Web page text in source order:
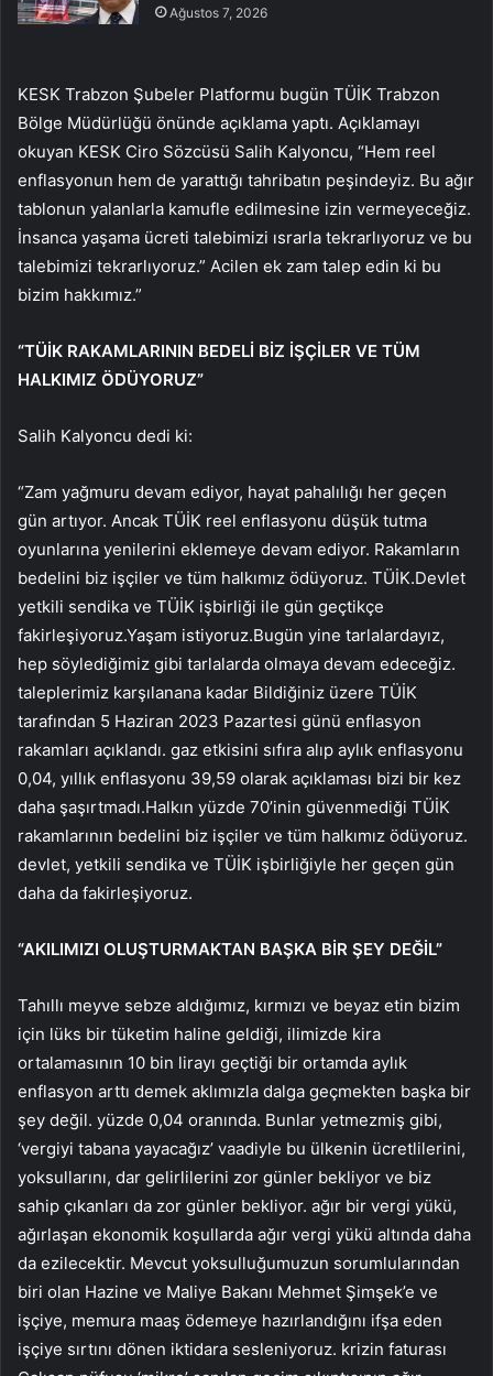
Ağustos 7, 2026
KESK Trabzon Şubeler Platformu bugün TÜİK Trabzon
Bölge Müdürlüğü önünde açıklama yaptı. Açıklamayı
okuyan KESK Ciro Sözcüsü Salih Kalyoncu, “Hem reel
enflasyonun hem de yarattığı tahribatın peşindeyiz. Bu ağır
tablonun yalanlarla kamufle edilmesine izin vermeyeceğiz.
İnsanca yaşama ücreti talebimizi ısrarla tekrarlıyoruz ve bu
talebimizi tekrarlıyoruz.” Acilen ek zam talep edin ki bu
bizim hakkımız.”
“TÜİK RAKAMLARININ BEDELİ BİZ İŞÇİLER VE TÜM
HALKIMIZ ÖDÜYORUZ”
Salih Kalyoncu dedi ki:
“Zam yağmuru devam ediyor, hayat pahalılığı her geçen
gün artıyor. Ancak TÜİK reel enflasyonu düşük tutma
oyunlarına yenilerini eklemeye devam ediyor. Rakamların
bedelini biz işçiler ve tüm halkımız ödüyoruz. TÜİK.Devlet
yetkili sendika ve TÜİK işbirliği ile gün geçtikçe
fakirleşiyoruz.Yaşam istiyoruz.Bugün yine tarlalardayız,
hep söylediğimiz gibi tarlalarda olmaya devam edeceğiz.
taleplerimiz karşılanana kadar Bildiğiniz üzere TÜİK
tarafından 5 Haziran 2023 Pazartesi günü enflasyon
rakamları açıklandı. gaz etkisini sıfıra alıp aylık enflasyonu
0,04, yıllık enflasyonu 39,59 olarak açıklaması bizi bir kez
daha şaşırtmadı.Halkın yüzde 70’inin güvenmediği TÜİK
rakamlarının bedelini biz işçiler ve tüm halkımız ödüyoruz.
devlet, yetkili sendika ve TÜİK işbirliğiyle her geçen gün
daha da fakirleşiyoruz.
“AKILIMIZI OLUŞTURMAKTAN BAŞKA BİR ŞEY DEĞİL”
Tahıllı meyve sebze aldığımız, kırmızı ve beyaz etin bizim
için lüks bir tüketim haline geldiği, ilimizde kira
ortalamasının 10 bin lirayı geçtiği bir ortamda aylık
enflasyon arttı demek aklımızla dalga geçmekten başka bir
şey değil. yüzde 0,04 oranında. Bunlar yetmezmiş gibi,
‘vergiyi tabana yayacağız’ vaadiyle bu ülkenin ücretlilerini,
yoksullarını, dar gelirlilerini zor günler bekliyor ve biz
sahip çıkanları da zor günler bekliyor. ağır bir vergi yükü,
ağırlaşan ekonomik koşullarda ağır vergi yükü altında daha
da ezilecektir. Mevcut yoksulluğumuzun sorumlularından
biri olan Hazine ve Maliye Bakanı Mehmet Şimşek’e ve
işçiye, memura maaş ödemeye hazırlandığını ifşa eden
işçiye sırtını dönen iktidara sesleniyoruz. krizin faturası